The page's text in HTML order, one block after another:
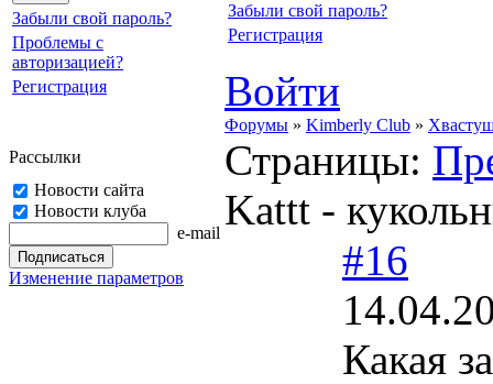
Забыли свой пароль?
Проблемы с
авторизацией?
Регистрация
Рассылки
Новости сайта
Новости клуба
e-mail
Изменение параметров
Забыли свой пароль?
Регистрация
Войти
Форумы » Kimberly Club »
Страницы:
Kattt -
#16
Какая